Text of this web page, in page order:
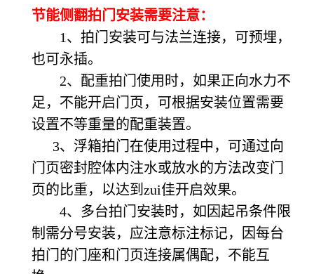
节能侧翻拍门安装需要注意：
1、拍门安装可与法兰连接，可预埋，
也可永插。
2、配重拍门使用时，如果正向水力不
足，不能开启门页，可根据安装位置需要
设置不等重量的配重装置。
3、浮箱拍门在使用过程中，可通过向
门页密封腔体内注水或放水的方法改变门
页的比重，以达到zui佳开启效果。
4、多台拍门安装时，如因起吊条件限
制需分号安装，应注意标注标记，因每台
拍门的门座和门页连接属偶配，不能互